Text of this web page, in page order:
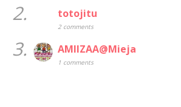
2. totojitu
2 comments
3. AMIIZAA@Mieja
1 comments